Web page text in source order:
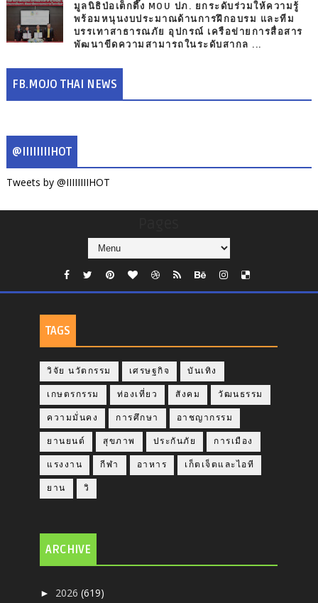
มูลนิธิป่อเต็กตึ๊ง MOU ปภ. ยกระดับร่วมให้ความรู้
พร้อมหนุนงบประมาณด้านการฝึกอบรม และทีม
บรรเทาสาธารณภัย อุปกรณ์ เครือข่ายการสื่อสาร
พัฒนาขีดความสามารถในระดับสากล ...
FB.MOJO THAI NEWS
@IIIIIIIIHOT
Tweets by @IIIIIIIIHOT
TAGS
วิจัย นวัตกรรม เศรษฐกิจ บันเทิง
เกษตรกรรม ท่องเที่ยว สังคม วัฒนธรรม
ความมั่นคง การศึกษา อาชญากรรม
ยานยนต์ สุขภาพ ประกันภัย การเมือง
แรงงาน กีฬา อาหาร เก็ตเจ็ตและไอที
ยาน วิ
ARCHIVE
► 2026(619)